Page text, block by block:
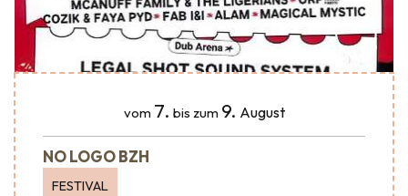
vom 7. bis zum 9. August
NO LOGO BZH
FESTIVAL